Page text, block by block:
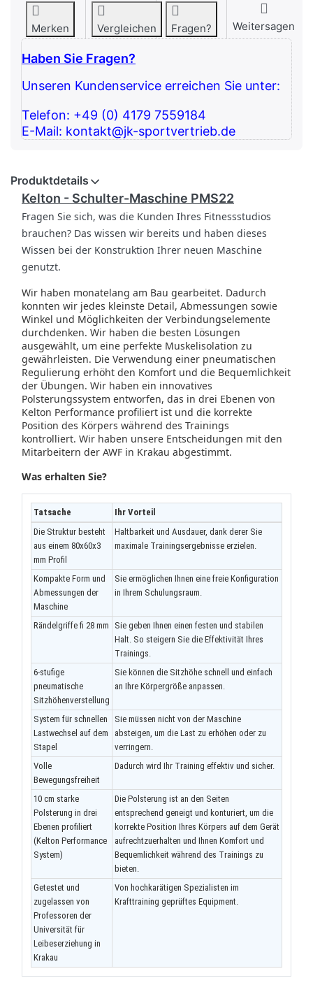
Merken Vergleichen Fragen? Weitersagen
Haben Sie Fragen?
Unseren Kundenservice erreichen Sie unter:
Telefon: +49 (0) 4179 7559184
E-Mail: kontakt@jk-sportvertrieb.de
Produktdetails
Kelton - Schulter-Maschine PMS22
Fragen Sie sich, was die Kunden Ihres Fitnessstudios
brauchen? Das wissen wir bereits und haben dieses
Wissen bei der Konstruktion Ihrer neuen Maschine
genutzt.
Wir haben monatelang am Bau gearbeitet. Dadurch
konnten wir jedes kleinste Detail, Abmessungen sowie
Winkel und Möglichkeiten der Verbindungselemente
durchdenken. Wir haben die besten Lösungen
ausgewählt, um eine perfekte Muskelisolation zu
gewährleisten. Die Verwendung einer pneumatischen
Regulierung erhöht den Komfort und die Bequemlichkeit
der Übungen. Wir haben ein innovatives
Polsterungssystem entworfen, das in drei Ebenen von
Kelton Performance profiliert ist und die korrekte
Position des Körpers während des Trainings
kontrolliert. Wir haben unsere Entscheidungen mit den
Mitarbeitern der AWF in Krakau abgestimmt.
Was erhalten Sie?
Tatsache
Ihr Vorteil
Die Struktur besteht
aus einem 80x60x3
mm Profil
Haltbarkeit und Ausdauer, dank derer Sie
maximale Trainingsergebnisse erzielen.
Kompakte Form und
Abmessungen der
Maschine
Sie ermöglichen Ihnen eine freie Konfiguration
in Ihrem Schulungsraum.
Rändelgriffe fi 28 mm
Sie geben Ihnen einen festen und stabilen
Halt. So steigern Sie die Effektivität Ihres
Trainings.
6-stufige
pneumatische
Sitzhöhenverstellung
Sie können die Sitzhöhe schnell und einfach
an Ihre Körpergröße anpassen.
System für schnellen
Lastwechsel auf dem
Stapel
Sie müssen nicht von der Maschine
absteigen, um die Last zu erhöhen oder zu
verringern.
Volle
Bewegungsfreiheit
Dadurch wird Ihr Training effektiv und sicher.
10 cm starke
Polsterung in drei
Ebenen profiliert
(Kelton Performance
System)
Die Polsterung ist an den Seiten
entsprechend geneigt und konturiert, um die
korrekte Position Ihres Körpers auf dem Gerät
aufrechtzuerhalten und Ihnen Komfort und
Bequemlichkeit während des Trainings zu
bieten.
Getestet und
zugelassen von
Professoren der
Universität für
Leibeserziehung in
Krakau
Von hochkarätigen Spezialisten im
Krafttraining geprüftes Equipment.